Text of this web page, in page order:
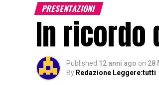
PRESENTAZIONI
In ricordo
Published 12 anni ago on 28
By Redazione Leggere:tutti